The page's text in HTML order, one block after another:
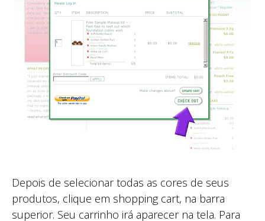
Depois de selecionar todas as cores de seus
produtos, clique em shopping cart, na barra
superior. Seu carrinho irá aparecer na tela. Para